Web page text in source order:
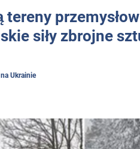
siły zbrojne
Ukrainie